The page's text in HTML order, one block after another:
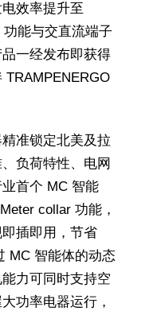
效率提升至
能与交直流端子
一经发布即获得
TRAMPENERGO
准锁定北美及拉
负荷特性、电网
首个 MC 智能
collar 功能，
插即用，节省
MC 智能体的动态
力可同时支持空
功率电器运行，